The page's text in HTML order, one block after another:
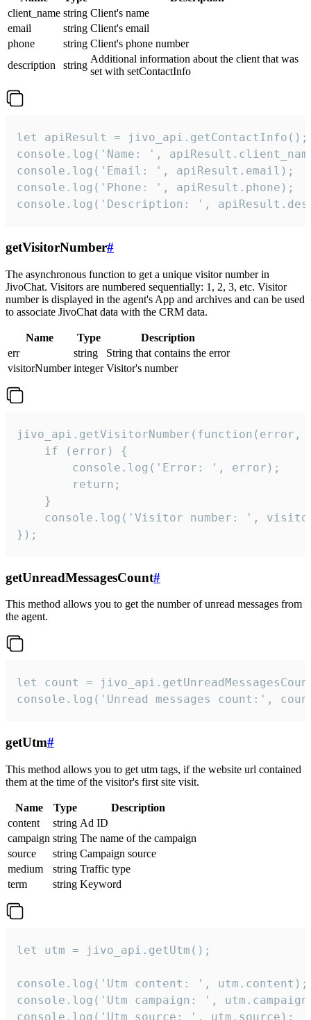
client_name string Client's name
email
string Client's email
phone
string Client's phone number
description
string
Additional information about the client that was
set with setContactInfo
let apiResult = jivo_api.getContactInfo();
console.log('Name: ',
console.log('Email: ', apiResult.email);
console.log('Phone: ', apiResult.phone);
console.log('Description: ',
getVisitorNumber#
The asynchronous function to get a unique visitor number in
JivoChat. Visitors are numbered sequentially: 1, 2, 3, etc. Visitor
number is displayed in the agent's App and archives and can be used
to associate JivoChat data with the CRM data.
Name Type
Description
err
string
String that contains the error
visitorNumber integer Visitor's number
jivo_api.getVisitorNumber(function(error,
    if (error) {
        console.log('Error: ', error);
        return;
    }
console.log('Visitor number: ',
});
getUnreadMessagesCount#
This method allows you to get the number of unread messages from
the agent.
let count =
console.log('Unread messages count:',
getUtm#
This method allows you to get utm tags, if the website url contained
them at the time of the visitor's first site visit.
Name Type
Description
content
string Ad ID
campaign string The name of the campaign
source
string Campaign source
medium
string Traffic type
term
string Keyword
let utm = jivo_api.getUtm();
console.log('Utm content: ', utm.content);
console.log('Utm campaign: ',
console.log('Utm source: ', utm.source);